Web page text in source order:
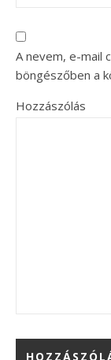
A nevem, e-mail
böngészőben a
Hozzászólás